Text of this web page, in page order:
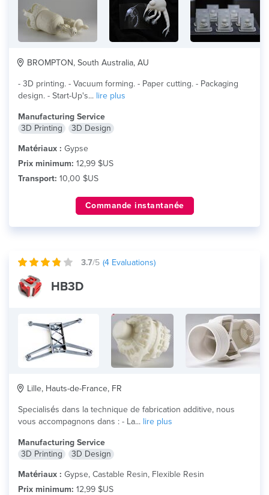
BROMPTON, South Australia, AU
- 3D printing. - Vacuum forming. - Paper cutting. - Packaging
design. - Start-Up's... lire plus
Manufacturing Service
3D Printing
3D Design
Matériaux : Gypse
Prix minimum: 12,99 $US
Transport: 10,00 $US
Commande instantanée
3.7/5 (4 Evaluations)
HB3D
Lille, Hauts-de-France, FR
Specialisés dans la technique de fabrication additive, nous
vous accompagnons dans : - La... lire plus
Manufacturing Service
3D Printing
3D Design
Matériaux : Gypse, Castable Resin, Flexible Resin
Prix minimum: 12,99 $US